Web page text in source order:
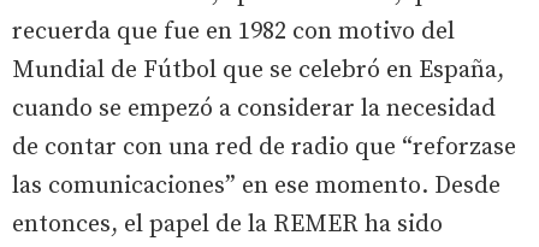
recuerda que fue en 1982 con motivo del
Mundial de Fútbol que se celebró en España,
cuando se empezó a considerar la necesidad
de contar con una red de radio que “reforzase
las comunicaciones” en ese momento. Desde
entonces, el papel de la REMER ha sido